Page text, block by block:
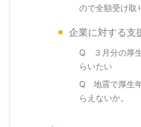
ので全額受け取
企業に対する支
Q ３月分の厚
らいたい
Q 地震で厚生
らえないか。